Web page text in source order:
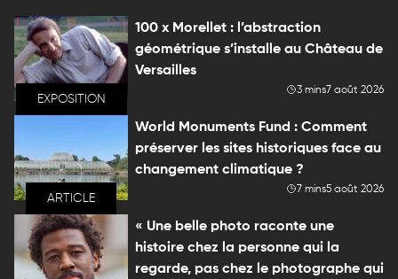
EXPOSITION
100 x Morellet : l’abstraction
géométrique s’installe au Château de
Versailles
3 mins7 août 2026
ARTICLE
World Monuments Fund : Comment
préserver les sites historiques face au
changement climatique ?
7 mins5 août 2026
« Une belle photo raconte une
histoire chez la personne qui la
regarde, pas chez le photographe qui